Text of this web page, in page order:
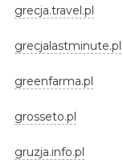
grecja.travel.pl
grecjalastminute.pl
greenfarma.pl
grosseto.pl
gruzja.info.pl